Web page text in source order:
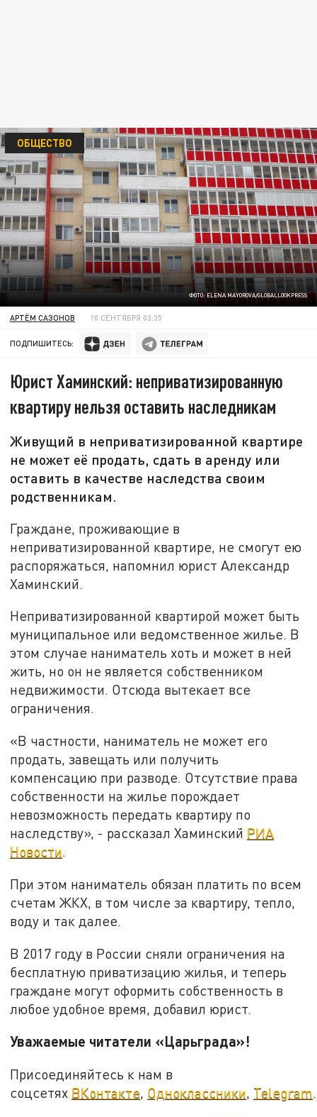
ФОТО: ELENA MAYOROVA/GLOBALLOOKPRESS
ОБЩЕСТВО
АРТЁМ САЗОНОВ 10 СЕНТЯБРЯ 03:35
ПОДПИШИТЕСЬ:
Юрист Хаминский: неприватизированную
квартиру нельзя оставить наследникам
Живущий в неприватизированной квартире
не может её продать, сдать в аренду или
оставить в качестве наследства своим
родственникам.
Граждане, проживающие в
неприватизированной квартире, не смогут ею
распоряжаться, напомнил юрист Александр
Хаминский.
Неприватизированной квартирой может быть
муниципальное или ведомственное жилье. В
этом случае наниматель хоть и может в ней
жить, но он не является собственником
недвижимости. Отсюда вытекает все
ограничения.
«В частности, наниматель не может его
продать, завещать или получить
компенсацию при разводе. Отсутствие права
собственности на жилье порождает
невозможность передать квартиру по
наследству», - рассказал Хаминский РИА
Новости.
При этом наниматель обязан платить по всем
счетам ЖКХ, в том числе за квартиру, тепло,
воду и так далее.
В 2017 году в России сняли ограничения на
бесплатную приватизацию жилья, и теперь
граждане могут оформить собственность в
любое удобное время, добавил юрист.
Уважаемые читатели «Царьграда»!
Присоединяйтесь к нам в
соцсетях ВКонтакте, Одноклассники, Telegram.